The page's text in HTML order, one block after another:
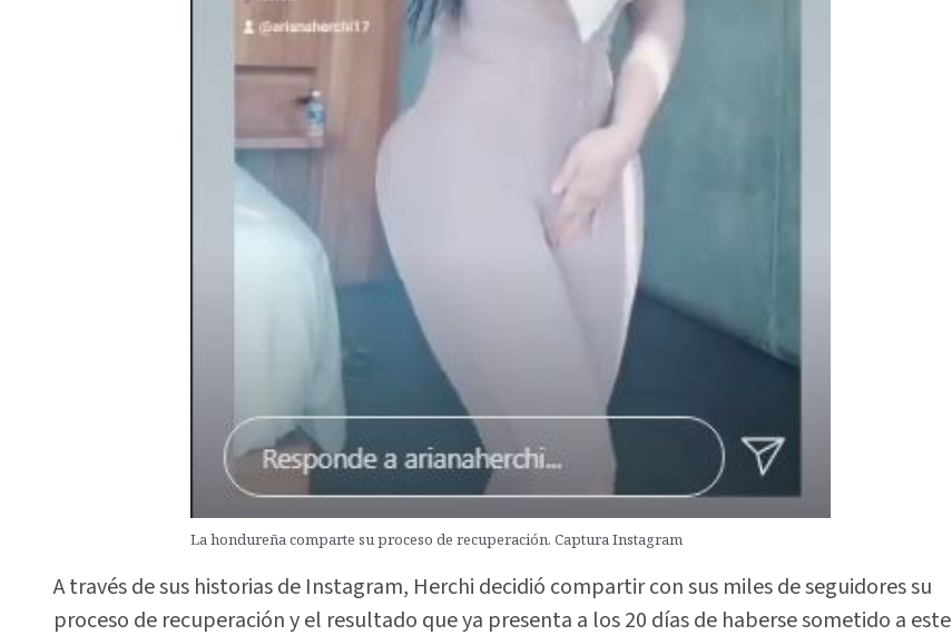
La hondureña comparte su proceso de recuperación. Captura Instagram
A través de sus historias de Instagram, Herchi decidió compartir con sus miles de seguidores su
proceso de recuperación y el resultado que ya presenta a los 20 días de haberse sometido a este